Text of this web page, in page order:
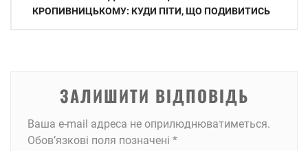
записів
КРОПИВНИЦЬКОМУ: КУДИ ПІТИ, ЩО ПОДИВИТИСЬ
ЗАЛИШИТИ ВІДПОВІДЬ
Ваша e-mail адреса не оприлюднюватиметься.
Обов’язкові поля позначені *